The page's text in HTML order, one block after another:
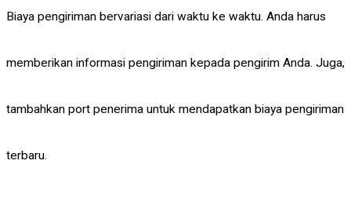
Biaya pengiriman bervariasi dari waktu ke waktu. Anda harus
memberikan informasi pengiriman kepada pengirim Anda. Juga,
tambahkan port penerima untuk mendapatkan biaya pengiriman
terbaru.